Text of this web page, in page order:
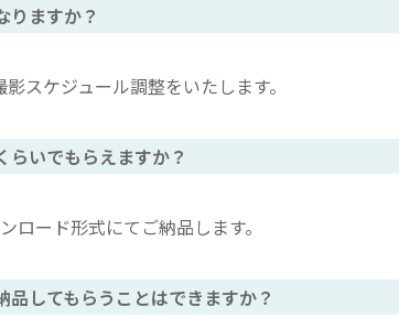
ますか？
スケジュール調整をいたします。
いでもらえますか？
ード形式にてご納品します。
してもらうことはできますか？